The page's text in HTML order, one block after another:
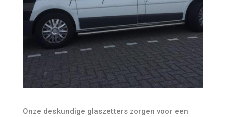
Onze deskundige glaszetters zorgen voor een